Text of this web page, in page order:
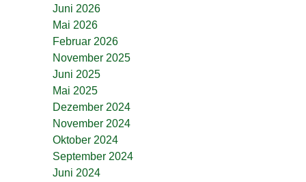
Juni 2026
Mai 2026
Februar 2026
November 2025
Juni 2025
Mai 2025
Dezember 2024
November 2024
Oktober 2024
September 2024
Juni 2024